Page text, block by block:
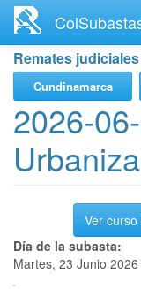
contenido
principal
Remates
Cundinamarca
2026-
Ver
Día de la subasta:
Martes, 23 Junio 2026